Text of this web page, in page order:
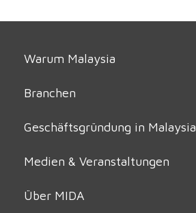
Warum Malaysia
Branchen
Geschäftsgründung in Malaysia
Medien & Veranstaltungen
Über MIDA